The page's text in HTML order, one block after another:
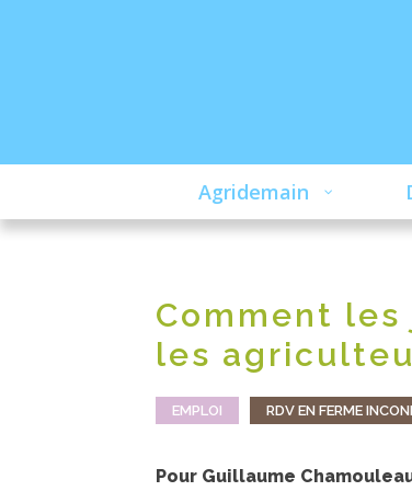
Agridemain
Comment
les
EMPLOI RDV EN FERME
Pour Guillaume